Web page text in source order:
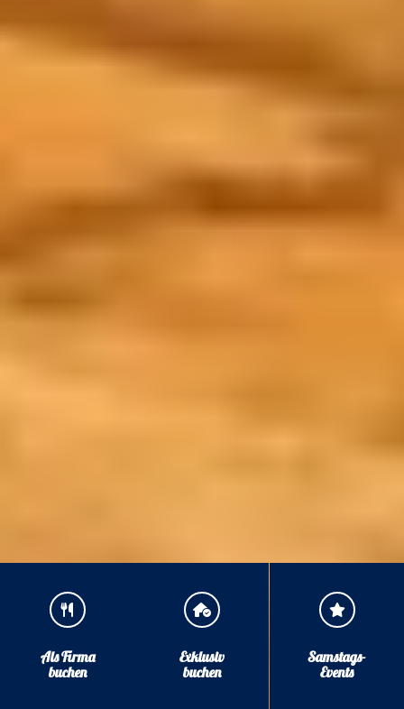
Als Firma
buchen
Exklusiv
buchen
Samstags-
Events